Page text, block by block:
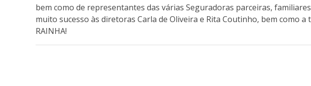
bem como de representantes das várias Seguradoras parceiras,
muito sucesso às diretoras Carla de Oliveira e Rita Coutinho, bem como a
RAINHA!